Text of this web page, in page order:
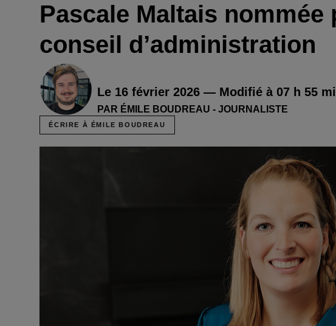
Pascale Maltais nommée
conseil d’administration
Le 16 février 2026 — Modifié à 07 h 55
PAR ÉMILE BOUDREAU - JOURNALISTE
ÉCRIRE À ÉMILE BOUDREAU